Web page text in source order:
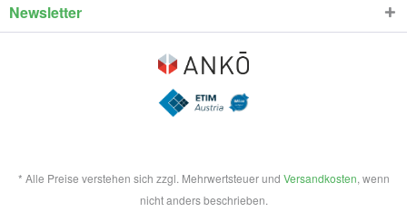
Newsletter
* Alle Preise verstehen sich zzgl. Mehrwertsteuer und Versandkosten, wenn
nicht anders beschrieben.